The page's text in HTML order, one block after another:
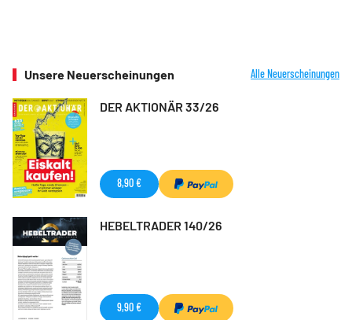
Unsere Neuerscheinungen Alle Neuerscheinungen
DER AKTIONÄR 33/26
8,90 €
HEBELTRADER 140/26
9,90 €